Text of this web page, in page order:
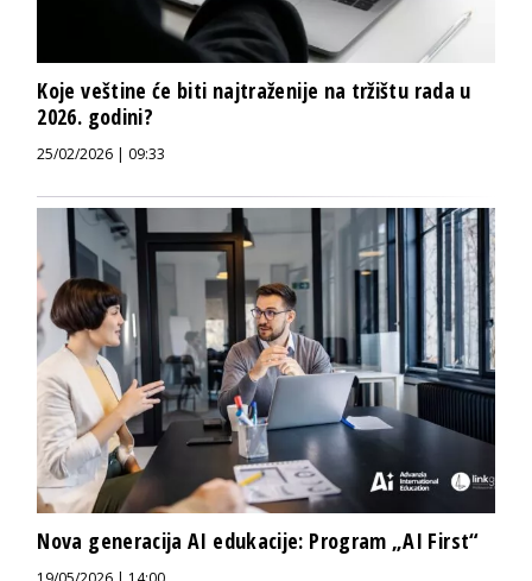
Koje veštine će biti najtraženije na tržištu rada u
2026. godini?
25/02/2026 | 09:33
Nova generacija AI edukacije: Program „AI First“